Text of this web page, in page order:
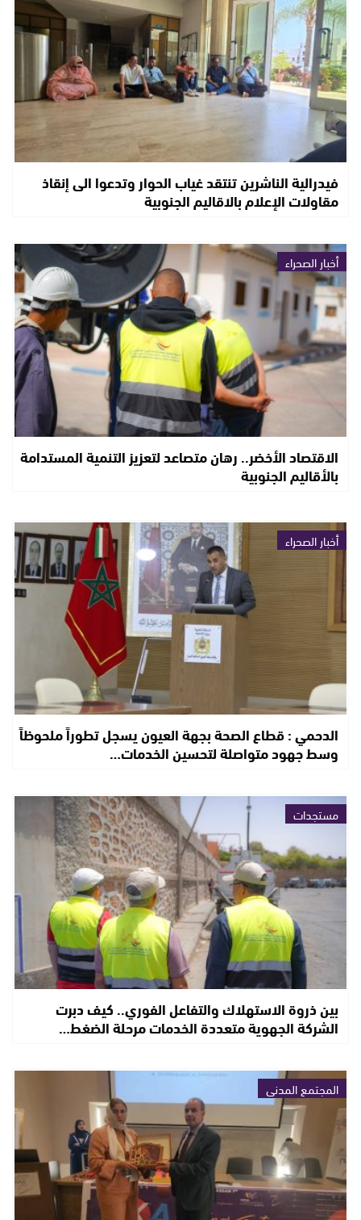
فيدرالية الناشرين تنتقد غياب الحوار وتدعوا الى إنقاذ
مقاولات الإعلام بالاقاليم الجنوبية
أخبار الصحراء
الاقتصاد الأخضر.. رهان متصاعد لتعزيز التنمية المستدامة
بالأقاليم الجنوبية
أخبار الصحراء
الدحمي : قطاع الصحة بجهة العيون يسجل تطوراً ملحوظاً
وسط جهود متواصلة لتحسين الخدمات…
مستجدات
بين ذروة الاستهلاك والتفاعل الفوري.. كيف دبرت
الشركة الجهوية متعددة الخدمات مرحلة الضغط…
المجتمع المدني